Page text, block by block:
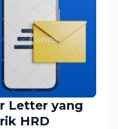
Letter yang
HRD